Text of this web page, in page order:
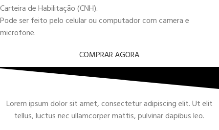
Carteira de Habilitação (CNH).
Pode ser feito pelo celular ou computador com camera e
microfone.
COMPRAR AGORA
Lorem ipsum dolor sit amet, consectetur adipiscing elit. Ut elit
tellus, luctus nec ullamcorper mattis, pulvinar dapibus leo.